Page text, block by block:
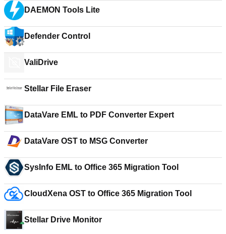
DAEMON Tools Lite
Defender Control
ValiDrive
Stellar File Eraser
DataVare EML to PDF Converter Expert
DataVare OST to MSG Converter
SysInfo EML to Office 365 Migration Tool
CloudXena OST to Office 365 Migration Tool
Stellar Drive Monitor